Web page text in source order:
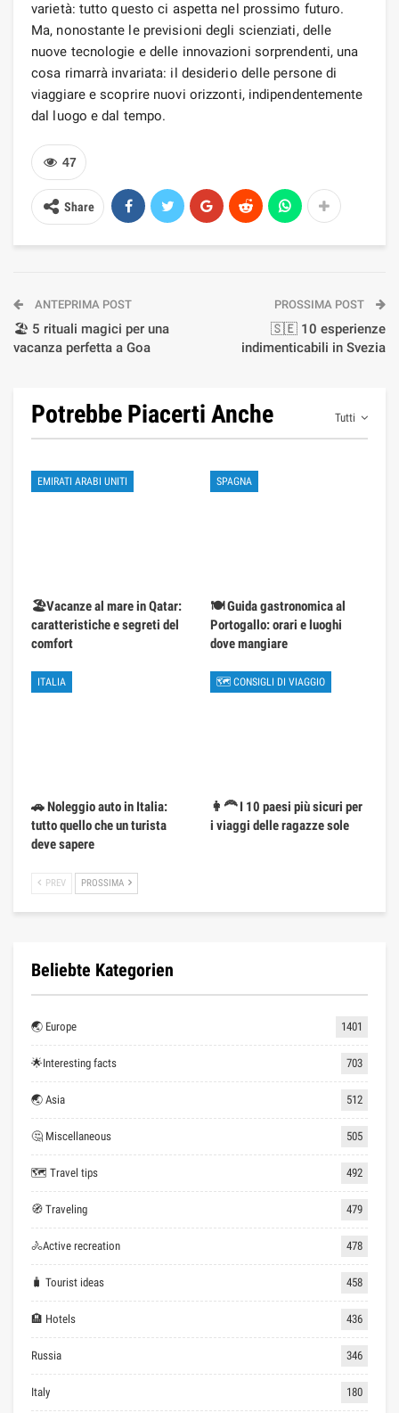
varietà: tutto questo ci aspetta nel prossimo futuro.
Ma, nonostante le previsioni degli scienziati, delle
nuove tecnologie e delle innovazioni sorprendenti, una
cosa rimarrà invariata: il desiderio delle persone di
viaggiare e scoprire nuovi orizzonti, indipendentemente
dal luogo e dal tempo.
47
Share
ANTEPRIMA POST
🏖️ 5 rituali magici per una
vacanza perfetta a Goa
PROSSIMA POST
🇸🇪 10 esperienze
indimenticabili in Svezia
Tutti
Potrebbe Piacerti Anche
EMIRATI ARABI UNITI
🏖️Vacanze al mare in Qatar:
caratteristiche e segreti del
comfort
SPAGNA
🍽️ Guida gastronomica al
Portogallo: orari e luoghi
dove mangiare
ITALIA
🚗 Noleggio auto in Italia:
tutto quello che un turista
deve sapere
🗺 CONSIGLI DI VIAGGIO
👩‍🦰 I 10 paesi più sicuri per
i viaggi delle ragazze sole
PREV PROSSIMA
Beliebte Kategorien
🌏 Europe 1401
🌟Interesting facts 703
🌏 Asia 512
🤔 Miscellaneous 505
🗺 Travel tips 492
🧭 Traveling 479
🚴Active recreation 478
🧳 Tourist ideas 458
🏨 Hotels 436
Russia 346
Italy 180